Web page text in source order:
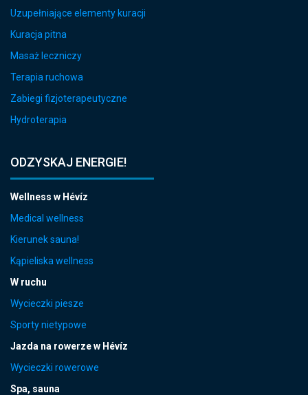
Uzupełniające elementy kuracji
Kuracja pitna
Masaż leczniczy
Terapia ruchowa
Zabiegi fizjoterapeutyczne
Hydroterapia
ODZYSKAJ ENERGIE!
Wellness w Hévíz
Medical wellness
Kierunek sauna!
Kąpieliska wellness
W ruchu
Wycieczki piesze
Sporty nietypowe
Jazda na rowerze w Hévíz
Wycieczki rowerowe
Spa, sauna